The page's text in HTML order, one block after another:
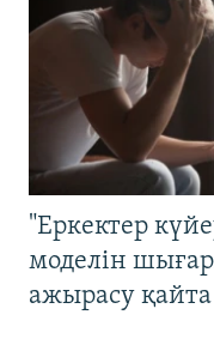
"Еркектер
моделін
ажырасу қайта